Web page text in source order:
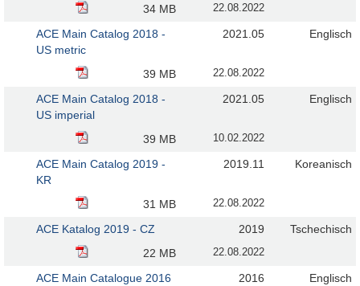
34 MB 22.08.2022
ACE Main Catalog 2018 -
US metric
2021.05 Englisch
39 MB 22.08.2022
ACE Main Catalog 2018 -
US imperial
2021.05 Englisch
39 MB 10.02.2022
ACE Main Catalog 2019 -
KR
2019.11 Koreanisch
31 MB 22.08.2022
ACE Katalog 2019 - CZ 2019
Tschechisch
22 MB
22.08.2022
ACE Main Catalogue 2016
2016 Englisch